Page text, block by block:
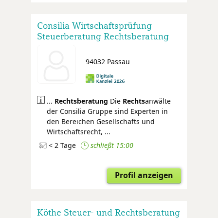
Consilia Wirtschaftsprüfung
Steuerberatung Rechtsberatung
94032 Passau
... Rechtsberatung Die Rechtsanwälte
der Consilia Gruppe sind Experten in
den Bereichen Gesellschafts und
Wirtschaftsrecht, ...
< 2 Tage
schließt 15:00
Profil anzeigen
Köthe Steuer- und Rechtsberatung